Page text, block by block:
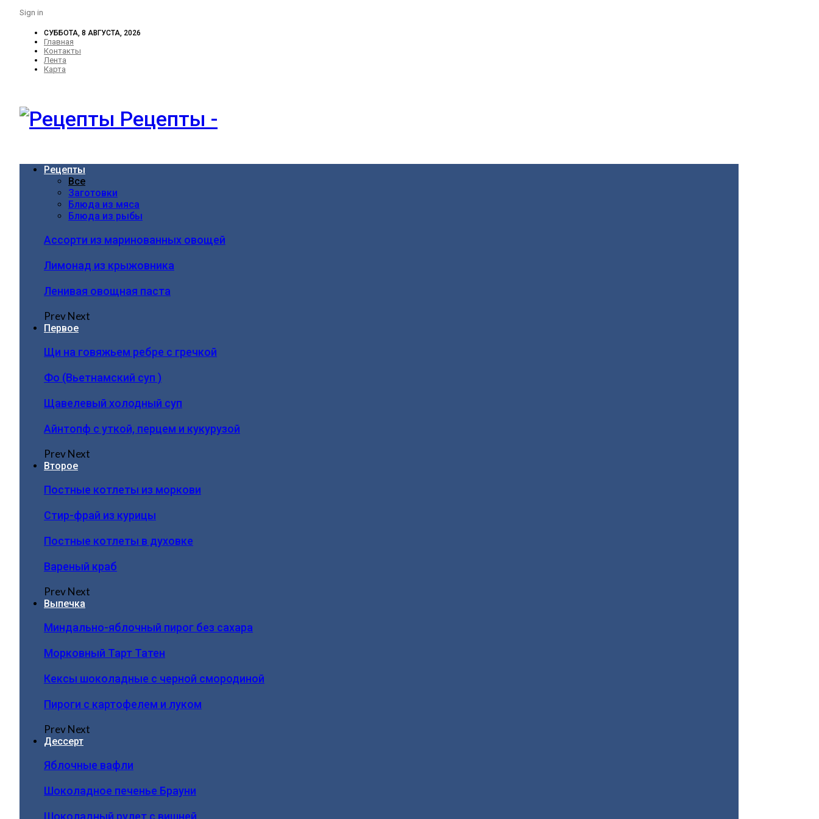
Sign in
СУББОТА, 8 АВГУСТА, 2026
Главная
Контакты
Лента
Карта
Рецепты -
Рецепты
Все
Заготовки
Блюда из мяса
Блюда из рыбы
Ассорти из маринованных овощей
Лимонад из крыжовника
Ленивая овощная паста
PrevNext
Первое
Щи на говяжьем ребре с гречкой
Фо (Вьетнамский суп )
Щавелевый холодный суп
Айнтопф с уткой, перцем и кукурузой
PrevNext
Второе
Постные котлеты из моркови
Стир-фрай из курицы
Постные котлеты в духовке
Вареный краб
PrevNext
Выпечка
Миндально-яблочный пирог без сахара
Морковный Тарт Татен
Кексы шоколадные с черной смородиной
Пироги c картофелем и луком
PrevNext
Дессерт
Яблочные вафли
Шоколадное печенье Брауни
Шоколадный рулет с вишней